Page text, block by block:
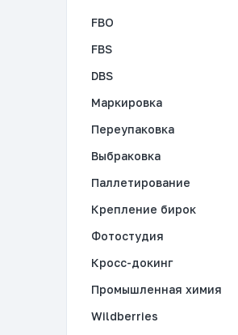
FBO
FBS
DBS
Маркировка
Переупаковка
Выбраковка
Паллетирование
Крепление бирок
Фотостудия
Кросс-докинг
Промышленная химия
Wildberries